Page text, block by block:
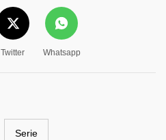
Twitter Whatsapp
Serie